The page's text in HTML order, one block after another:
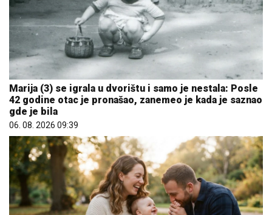
Marija (3) se igrala u dvorištu i samo je nestala: Posle
42 godine otac je pronašao, zanemeo je kada je saznao
gde je bila
06. 08. 2026 09:39